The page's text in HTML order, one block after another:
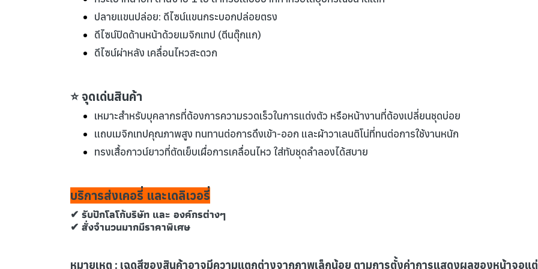
ปลายแขนปล่อย: ดีไซน์แขนกระบอกปล่อยตรง
ดีไซน์ปิดด้านหน้าด้วยเมจิกเทป (ตีนตุ๊กแก)
ดีไซน์ผ่าหลัง เคลื่อนไหวสะดวก
⭐ จุดเด่นสินค้า
เหมาะสำหรับบุคลากรที่ต้องการความรวดเร็วในการแต่งตัว หรือหน้างานที่ต้องเปลี่ยนชุดบ่อย
แถบเมจิกเทปคุณภาพสูง ทนทานต่อการดึงเข้า-ออก และผ้าวาเลนติโน่ที่ทนต่อการใช้งานหนัก
ทรงเสื้อกาวน์ยาวที่ตัดเย็บเผื่อการเคลื่อนไหว ใส่ทับชุดลำลองได้สบาย
บริการส่งเคอรี่ และเดลิเวอรี่
✔ รับปักโลโก้บริษัท และ องค์กรต่างๆ
✔ สั่งจำนวนมากมีราคาพิเศษ
หมายเหตุ : เฉดสีของสินค้าอาจมีความแตกต่างจากภาพเล็กน้อย ตามการตั้งค่าการแสดงผลของหน้าจอ